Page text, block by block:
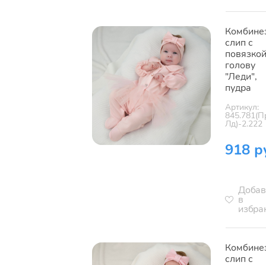
слип с
голову
"Леди",
пудра
Артикул:
Лд)-2.222
918
в
слип с